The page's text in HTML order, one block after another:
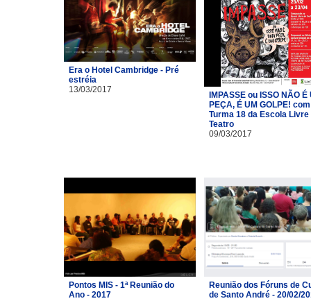
Era o Hotel Cambridge - Pré
estréia
13/03/2017
IMPASSE ou ISSO NÃO É
PEÇA, É UM GOLPE!
Turma 18 da Escola Livre
Teatro​
09/03/2017
Pontos MIS - 1ª Reunião do
Ano - 2017
Reunião dos Fóruns de
de Santo André - 20/02/